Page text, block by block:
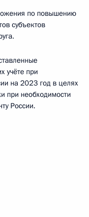
по повышению
субъектов
учёте при
на 2023 год в целях
при необходимости
России.